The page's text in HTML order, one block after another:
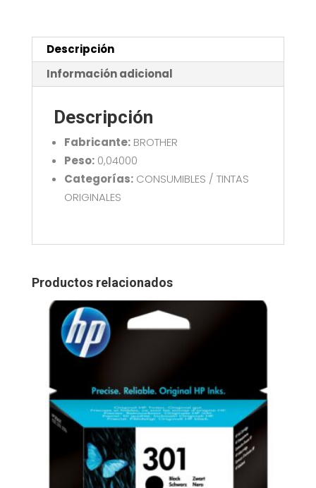
Descripción
Información adicional
Descripción
Fabricante:BROTHER
Peso:0,04000
Categorías:CONSUMIBLES / TINTAS
ORIGINALES
Productos relacionados